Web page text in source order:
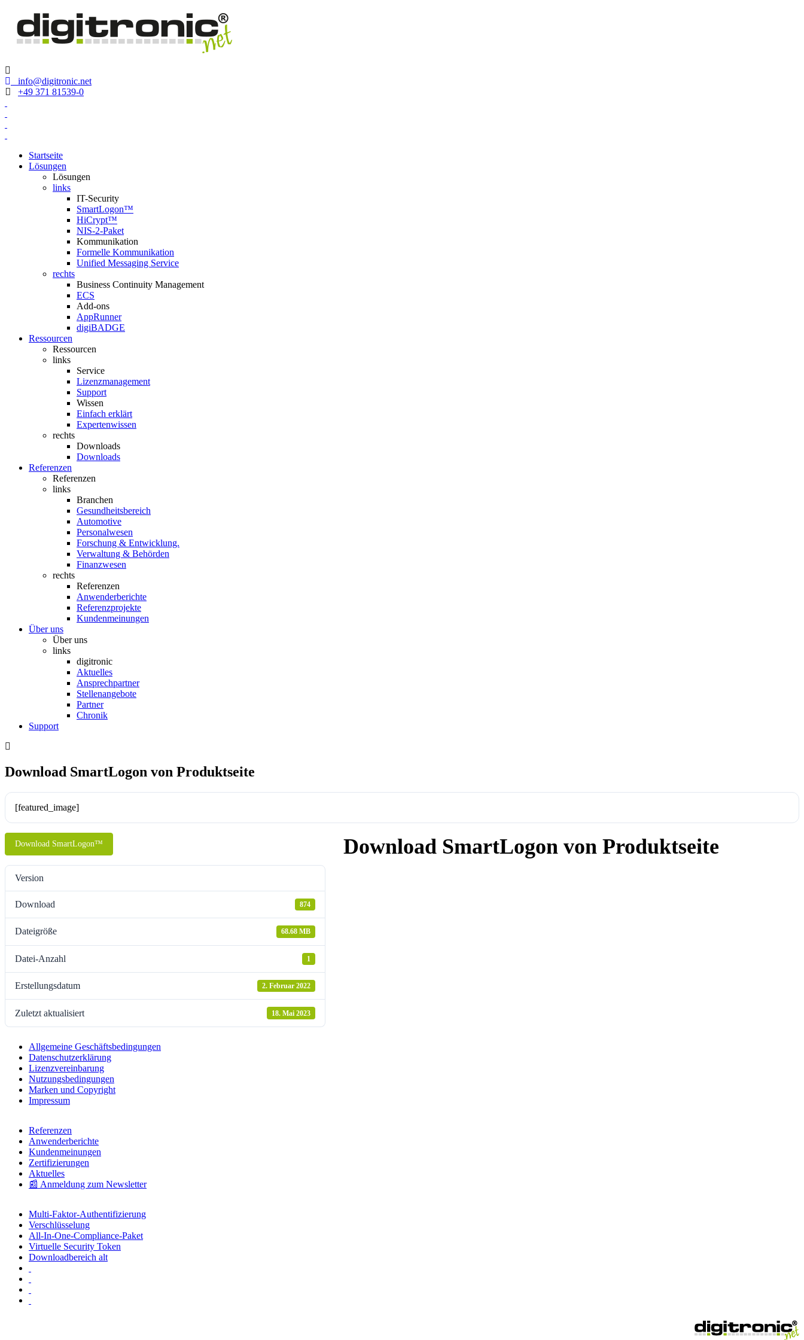
Inhalt
springen
digitronic
Spezialist für Datensicherheit und 2-Faktor-Authentifzierung
info@digitronic.net
+49 371 81539-0
Startseite
Lösungen
Lösungen
links
IT-Security
SmartLogon™
HiCrypt™
NIS-2-Paket
Kommunikation
Formelle Kommunikation
Unified Messaging Service
rechts
Business Continuity Management
ECS
Add-ons
AppRunner
digiBADGE
Ressourcen
Ressourcen
links
Service
Lizenzmanagement
Support
Wissen
Einfach erklärt
Expertenwissen
rechts
Downloads
Downloads
Referenzen
Referenzen
links
Branchen
Gesundheitsbereich
Automotive
Personalwesen
Forschung & Entwicklung.
Verwaltung & Behörden
Finanzwesen
rechts
Referenzen
Anwenderberichte
Referenzprojekte
Kundenmeinungen
Über uns
Über uns
links
digitronic
Aktuelles
Ansprechpartner
Stellenangebote
Partner
Chronik
Support
Download SmartLogon von Produktseite
[featured_image]
Download SmartLogon™
Version
Download 874
Dateigröße 68.68 MB
Datei-Anzahl 1
Erstellungsdatum 2. Februar 2022
Zuletzt aktualisiert 18. Mai 2023
Download SmartLogon von Produktseite
Allgemeine Geschäftsbedingungen
Datenschutzerklärung
Lizenzvereinbarung
Nutzungsbedingungen
Marken und Copyright
Impressum
Referenzen
Anwenderberichte
Kundenmeinungen
Zertifizierungen
Aktuelles
📰 Anmeldung zum Newsletter
Multi-Faktor-Authentifizierung
Verschlüsselung
All-In-One-Compliance-Paket
Virtuelle Security Token
Downloadbereich alt